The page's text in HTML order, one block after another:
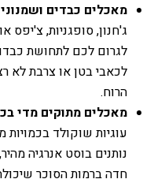
מאכלים כבדים
ג'חנון, סופגניות, צ'יפס
לגרום לכם לתחושת
לכאבי בטן או צרבת לא
הרוח.
מאכלים מתוקים מדי
עוגיות שוקולד בכמויות
נותנים בוסט אנרגיה
חדה ברמות הסוכר